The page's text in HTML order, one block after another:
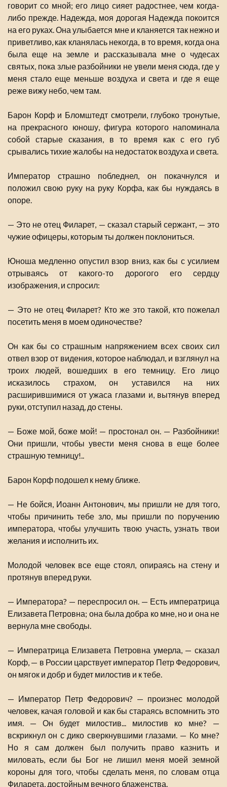
говорит со мной; его лицо сияет радостнее, чем когда-
либо прежде. Надежда, моя дорогая Надежда покоится
на его руках. Она улыбается мне и кланяется так нежно и
приветливо, как кланялась некогда, в то время, когда она
была еще на земле и рассказывала мне о чудесах
святых, пока злые разбойники не увели меня сюда, где у
меня стало еще меньше воздуха и света и где я еще
реже вижу небо, чем там.
Барон Корф и Бломштедт смотрели, глубоко тронутые,
на прекрасного юношу, фигура которого напоминала
собой старые сказания, в то время как с его губ
срывались тихие жалобы на недостаток воздуха и света.
Император страшно побледнел, он покачнулся и
положил свою руку на руку Корфа, как бы нуждаясь в
опоре.
— Это не отец Филарет, — сказал старый сержант, — это
чужие офицеры, которым ты должен поклониться.
Юноша медленно опустил взор вниз, как бы с усилием
отрываясь от какого-то дорогого его сердцу
изображения, и спросил:
— Это не отец Филарет? Кто же это такой, кто пожелал
посетить меня в моем одиночестве?
Он как бы со страшным напряжением всех своих сил
отвел взор от видения, которое наблюдал, и взглянул на
троих людей, вошедших в его темницу. Его лицо
исказилось страхом, он уставился на них
расширившимися от ужаса глазами и, вытянув вперед
руки, отступил назад, до стены.
— Боже мой, боже мой! — простонал он. — Разбойники!
Они пришли, чтобы увести меня снова в еще более
страшную темницу!..
Барон Корф подошел к нему ближе.
— Не бойся, Иоанн Антонович, мы пришли не для того,
чтобы причинить тебе зло, мы пришли по поручению
императора, чтобы улучшить твою участь, узнать твои
желания и исполнить их.
Молодой человек все еще стоял, опираясь на стену и
протянув вперед руки.
— Императора? — переспросил он. — Есть императрица
Елизавета Петровна; она была добра ко мне, но и она не
вернула мне свободы.
— Императрица Елизавета Петровна умерла, — сказал
Корф, — в России царствует император Петр Федорович,
он мягок и добр и будет милостив и к тебе.
— Император Петр Федорович? — произнес молодой
человек, качая головой и как бы стараясь вспомнить это
имя. — Он будет милостив... милостив ко мне? —
вскрикнул он с дико сверкнувшими глазами. — Ко мне?
Но я сам должен был получить право казнить и
миловать, если бы Бог не лишил меня моей земной
короны для того, чтобы сделать меня, по словам отца
Филарета, достойным вечного блаженства.